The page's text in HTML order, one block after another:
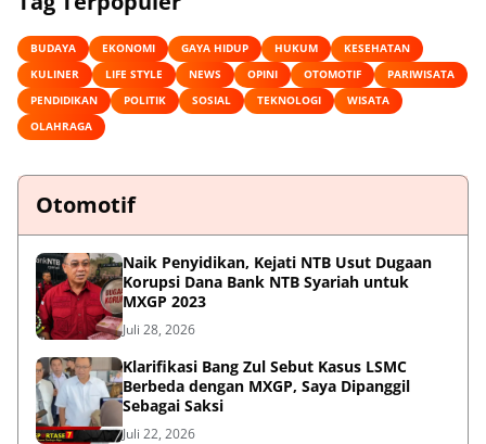
BUDAYA EKONOMI GAYA HIDUP HUKUM
KESEHATAN
KULINER
LIFE STYLE NEWS OPINI OTOMOTIF
PARIWISATA
PENDIDIKAN
POLITIK SOSIAL TEKNOLOGI
WISATA
OLAHRAGA
Otomotif
Naik Penyidikan, Kejati NTB Usut Dugaan
Korupsi Dana Bank NTB Syariah untuk
MXGP 2023
Juli 28, 2026
Klarifikasi Bang Zul Sebut Kasus LSMC
Berbeda dengan MXGP, Saya Dipanggil
Sebagai Saksi
Juli 22, 2026